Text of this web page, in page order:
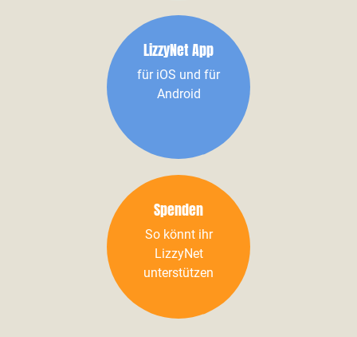
LizzyNet App
für iOS und für
Android
Spenden
So könnt ihr
LizzyNet
unterstützen